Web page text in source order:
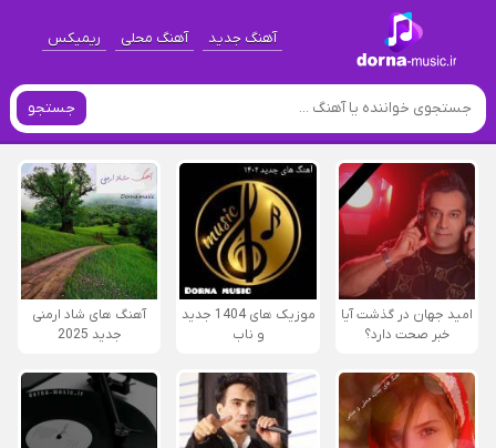
آهنگ جدید آهنگ محلی ریمیکس
جستجو
امید جهان در گذشت آیا
خبر صحت دارد؟
موزیک های 1404 جدید
و ناب
آهنگ های شاد ارمنی
جدید 2025